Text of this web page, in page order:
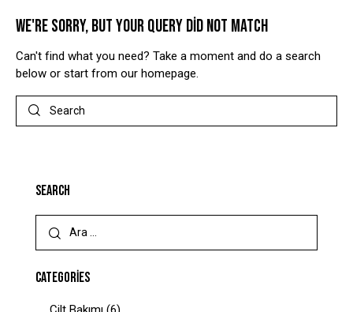
WE'RE SORRY, BUT YOUR QUERY DID NOT MATCH
Can't find what you need? Take a moment and do a search
below or start from our homepage
SEARCH
CATEGORIES